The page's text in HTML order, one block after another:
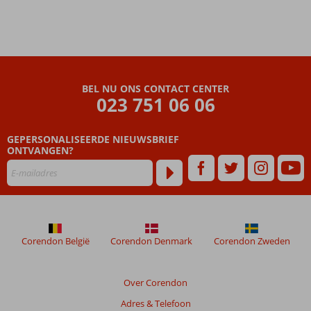
familiekamers
met
uitgebreide
BEL NU ONS CONTACT CENTER
023 751 06 06
GEPERSONALISEERDE NIEUWSBRIEF
ONTVANGEN?
Over Corendon
Adres & Telefoon
Corendon België Corendon Denmark Corendon Zweden